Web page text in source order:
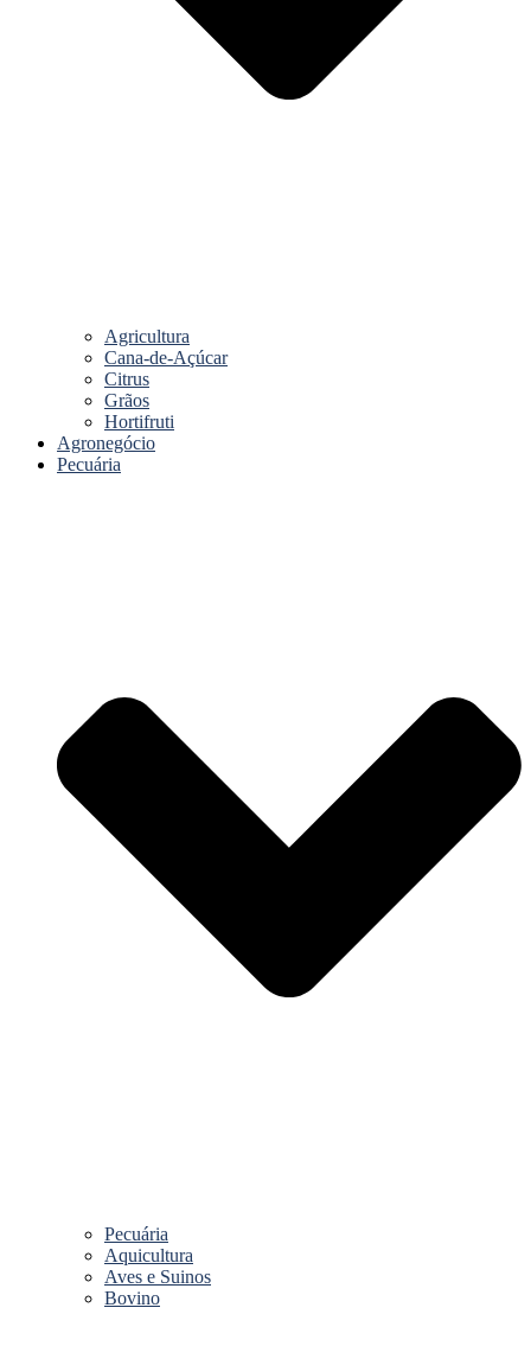
Agricultura
Cana-de-Açúcar
Citrus
Grãos
Hortifruti
Agronegócio
Pecuária
Pecuária
Aquicultura
Aves e Suinos
Bovino